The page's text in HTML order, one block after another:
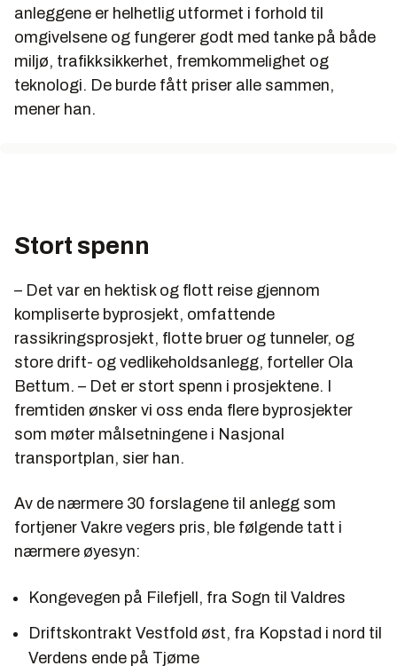
anleggene er helhetlig utformet i forhold til
omgivelsene og fungerer godt med tanke på både
miljø, trafikksikkerhet, fremkommelighet og
teknologi. De burde fått priser alle sammen,
mener han.
Stort spenn
– Det var en hektisk og flott reise gjennom
kompliserte byprosjekt, omfattende
rassikringsprosjekt, flotte bruer og tunneler, og
store drift- og vedlikeholdsanlegg, forteller Ola
Bettum. – Det er stort spenn i prosjektene. I
fremtiden ønsker vi oss enda flere byprosjekter
som møter målsetningene i Nasjonal
transportplan, sier han.
Av de nærmere 30 forslagene til anlegg som
fortjener Vakre vegers pris, ble følgende tatt i
nærmere øyesyn:
Kongevegen på Filefjell, fra Sogn til Valdres
Driftskontrakt Vestfold øst, fra Kopstad i nord til
Verdens ende på Tjøme